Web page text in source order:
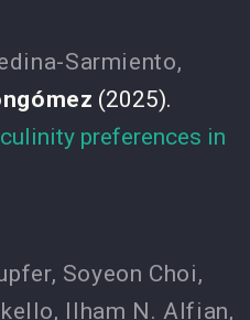
Sarmiento,
(2025).
preferences in
, Soyeon Choi,
, Ilham N. Alfian,